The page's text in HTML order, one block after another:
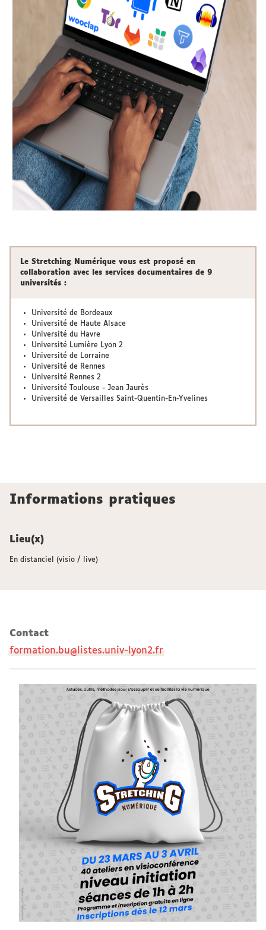
Le Stretching Numérique vous est proposé en
collaboration avec les services documentaires de 9
universités :
Université de Bordeaux
Université de Haute Alsace
Université du Havre
Université Lumière Lyon 2
Université de Lorraine
Université de Rennes
Université Rennes 2
Université Toulouse - Jean Jaurès
Université de Versailles Saint-Quentin-En-Yvelines
Informations pratiques
Lieu(x)
En distanciel (visio / live)
Contact
formation.bu@listes.univ-lyon2.fr